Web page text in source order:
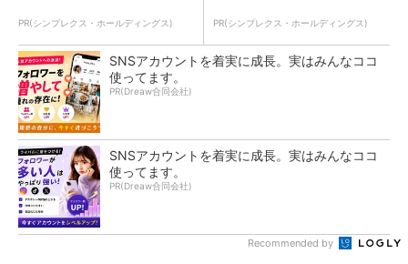
PR(シンプレクス・ホールディングス) PR(シンプレクス・ホールディングス)
SNSアカウントを着実に成長。実はみんなココ
使ってます。
PR(Dreaw合同会社)
SNSアカウントを着実に成長。実はみんなココ
使ってます。
PR(Dreaw合同会社)
Recommended by